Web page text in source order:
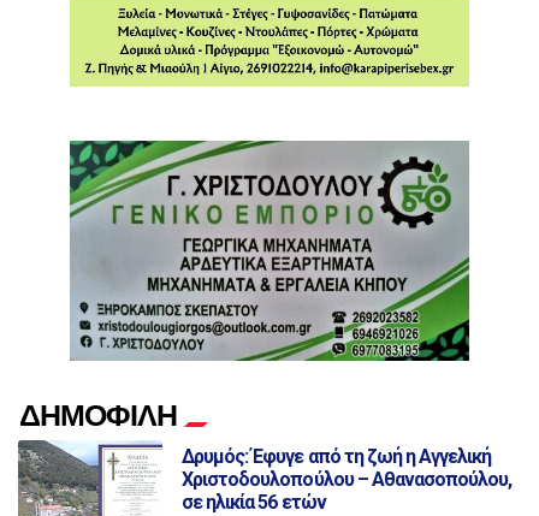
ΔΗΜΟΦΙΛΗ
Δρυμός: Έφυγε από τη ζωή η Αγγελική
Χριστοδουλοπούλου – Αθανασοπούλου,
σε ηλικία 56 ετών